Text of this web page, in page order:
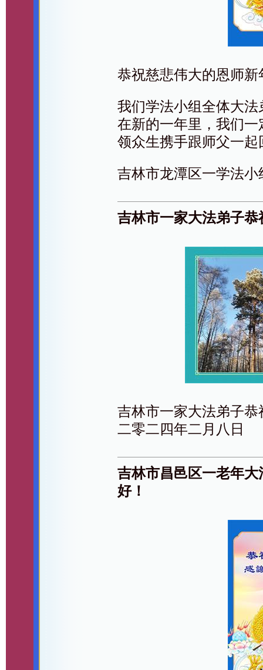
恭祝慈悲伟大的恩师新
我们学法小组全体大
在新的一年里，我们
领众生携手跟师父一起
吉林市龙潭区一学法小
吉林市一家大法弟子
吉林市一家大法弟子
二零二四年二月八日
吉林市昌邑区一老年
好！